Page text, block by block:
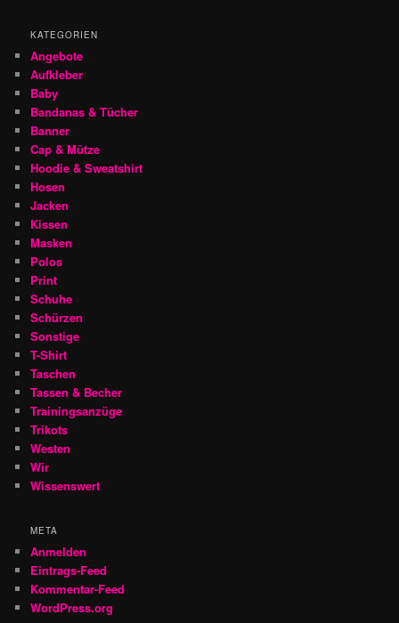
KATEGORIEN
Angebote
Aufkleber
Baby
Bandanas & Tücher
Banner
Cap & Mütze
Hoodie & Sweatshirt
Hosen
Jacken
Kissen
Masken
Polos
Print
Schuhe
Schürzen
Sonstige
T-Shirt
Taschen
Tassen & Becher
Trainingsanzüge
Trikots
Westen
Wir
Wissenswert
META
Anmelden
Eintrags-Feed
Kommentar-Feed
WordPress.org